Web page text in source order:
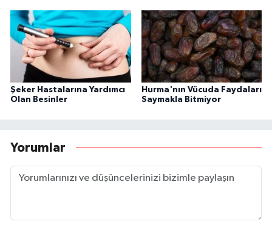
Şeker Hastalarına Yardımcı
Olan Besinler
Hurma'nın Vücuda Faydaları
Saymakla Bitmiyor
Yorumlar